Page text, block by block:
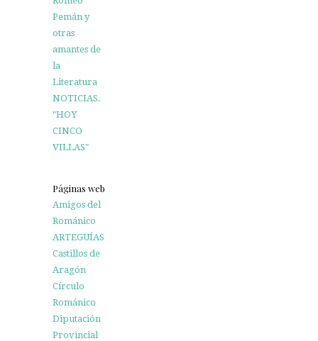
Pemán y
otras
amantes de
la
Literatura
NOTICIAS.
"HOY
CINCO
VILLAS"
Páginas web
Amigos del
Románico
ARTEGUÍAS
Castillos de
Aragón
Círculo
Románico
Diputación
Provincial